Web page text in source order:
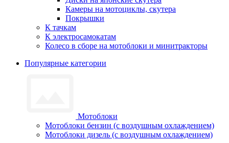
Камеры на мотоциклы, скутера
Покрышки
К тачкам
К электросамокатам
Колесо в сборе на мотоблоки и минитракторы
Популярные категории
Мотоблоки
Мотоблоки бензин (с воздушным охлаждением)
Мотоблоки дизель (с воздушным охлаждением)